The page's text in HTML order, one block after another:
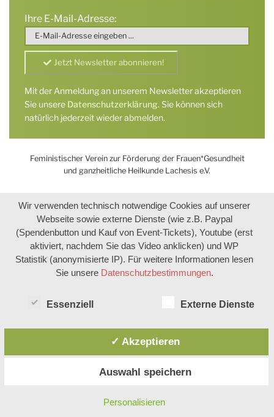
Ihre E-Mail-Adresse:
Mit der Anmeldung an unserem Newsletter akzeptieren
Sie unsere Datenschutzerklärung. Sie können sich
natürlich jederzeit wieder abmelden.
Feministischer Verein zur Förderung der Frauen*Gesundheit
und ganzheitliche Heilkunde Lachesis e.V.
Wir verwenden technisch notwendige Cookies auf unserer
Webseite sowie externe Dienste (wie z.B. Paypal
(Spendenbutton und Kauf von Event-Tickets), Youtube (erst
aktiviert, nachdem Sie das Video anklicken) und WP
Statistik (anonymisierte IP). Für weitere Informationen lesen
Sie unsere Datenschutzbestimmungen.
Essenziell Externe Dienste
✓ Akzeptieren
Auswahl speichern
Personalisieren